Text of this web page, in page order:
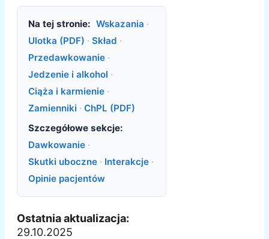
Na tej stronie: Wskazania ·
Ulotka (PDF) · Skład ·
Przedawkowanie ·
Jedzenie i alkohol ·
Ciąża i karmienie ·
Zamienniki · ChPL (PDF)
Szczegółowe sekcje:
Dawkowanie ·
Skutki uboczne · Interakcje ·
Opinie pacjentów
Ostatnia aktualizacja:
29.10.2025